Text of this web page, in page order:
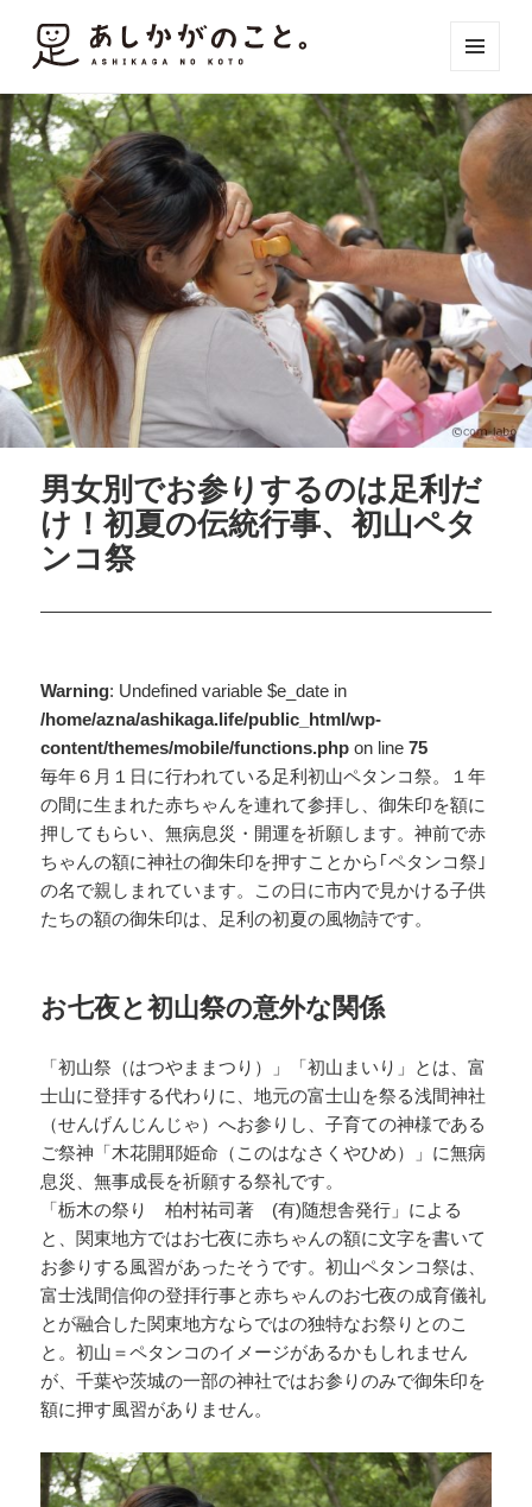
ーとウ
ィジェ
ット
男女別でお参りするのは足利だ
け！初夏の伝統行事、初山ペタ
ンコ祭
Warning: Undefined variable $e_date in
/home/azna/ashikaga.life/public_html/wp-
content/themes/mobile/functions.php on line75
毎年６月１日に行われている足利初山ペタンコ祭。１年
の間に生まれた赤ちゃんを連れて参拝し、御朱印を額に
押してもらい、無病息災・開運を祈願します。神前で赤
ちゃんの額に神社の御朱印を押すことから｢ペタンコ祭｣
の名で親しまれています。この日に市内で見かける子供
たちの額の御朱印は、足利の初夏の風物詩です。
お七夜と初山祭の意外な関係
「初山祭（はつやままつり）」「初山まいり」とは、富
士山に登拝する代わりに、地元の富士山を祭る浅間神社
（せんげんじんじゃ）へお参りし、子育ての神様である
ご祭神「木花開耶姫命（このはなさくやひめ）」に無病
息災、無事成長を祈願する祭礼です。
「栃木の祭り 柏村祐司著 (有)随想舎発行」による
と、関東地方ではお七夜に赤ちゃんの額に文字を書いて
お参りする風習があったそうです。初山ペタンコ祭は、
富士浅間信仰の登拝行事と赤ちゃんのお七夜の成育儀礼
とが融合した関東地方ならではの独特なお祭りとのこ
と。初山＝ペタンコのイメージがあるかもしれません
が、千葉や茨城の一部の神社ではお参りのみで御朱印を
額に押す風習がありません。